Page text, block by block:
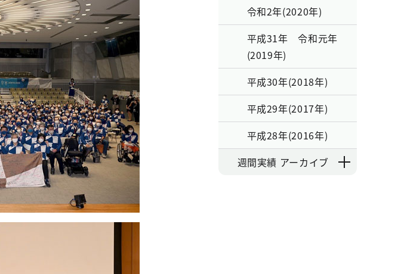
令和2年(2020年)
平成31年 令和元年
(2019年)
平成30年(2018年)
平成29年(2017年)
平成28年(2016年)
週間実績 アーカイブ